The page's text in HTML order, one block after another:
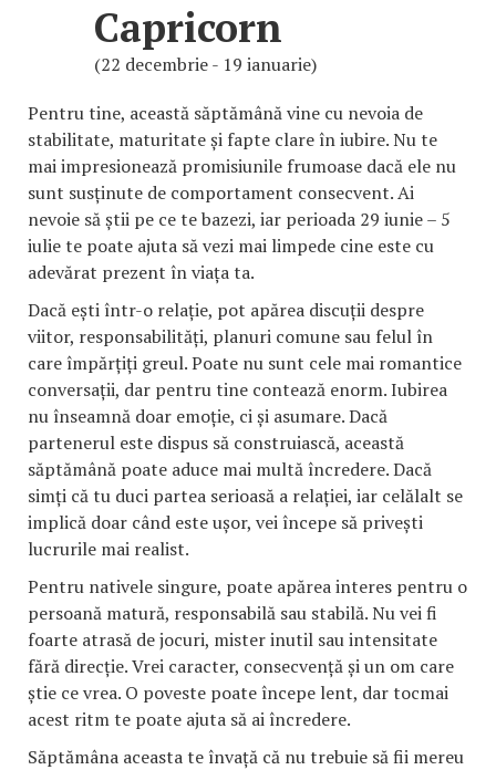
Capricorn
(22 decembrie - 19 ianuarie)
Pentru tine, această săptămână vine cu nevoia de
stabilitate, maturitate și fapte clare în iubire. Nu te
mai impresionează promisiunile frumoase dacă ele nu
sunt susținute de comportament consecvent. Ai
nevoie să știi pe ce te bazezi, iar perioada 29 iunie – 5
iulie te poate ajuta să vezi mai limpede cine este cu
adevărat prezent în viața ta.
Dacă ești într-o relație, pot apărea discuții despre
viitor, responsabilități, planuri comune sau felul în
care împărțiți greul. Poate nu sunt cele mai romantice
conversații, dar pentru tine contează enorm. Iubirea
nu înseamnă doar emoție, ci și asumare. Dacă
partenerul este dispus să construiască, această
săptămână poate aduce mai multă încredere. Dacă
simți că tu duci partea serioasă a relației, iar celălalt se
implică doar când este ușor, vei începe să privești
lucrurile mai realist.
Pentru nativele singure, poate apărea interes pentru o
persoană matură, responsabilă sau stabilă. Nu vei fi
foarte atrasă de jocuri, mister inutil sau intensitate
fără direcție. Vrei caracter, consecvență și un om care
știe ce vrea. O poveste poate începe lent, dar tocmai
acest ritm te poate ajuta să ai încredere.
Săptămâna aceasta te învață că nu trebuie să fii mereu